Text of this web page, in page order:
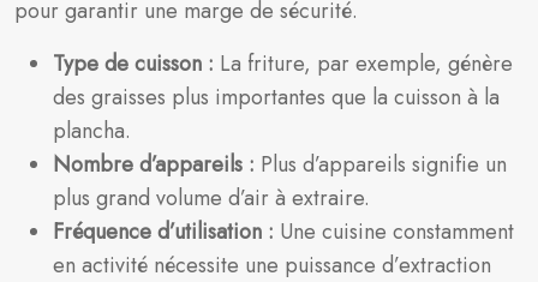
pour garantir une marge de sécurité.
Type de cuisson : La friture, par exemple, génère
des graisses plus importantes que la cuisson à la
plancha.
Nombre d’appareils : Plus d’appareils signifie un
plus grand volume d’air à extraire.
Fréquence d’utilisation : Une cuisine constamment
en activité nécessite une puissance d’extraction